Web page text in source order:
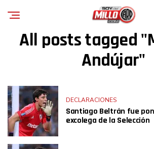
All posts tagged
Andújar"
DECLARACIONES
Santiago Beltrán fue
excolega de la Selección